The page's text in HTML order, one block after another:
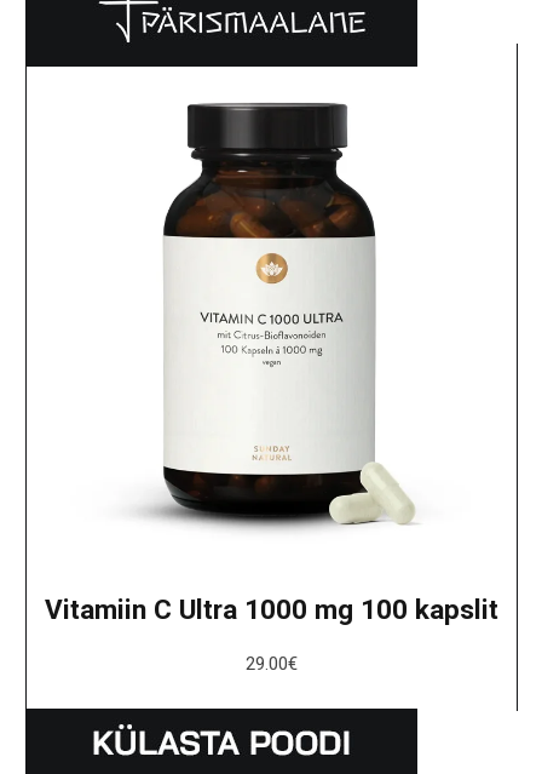
Vitamiin C Ultra 1000 mg 100 kapslit
29.00€